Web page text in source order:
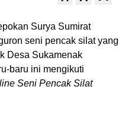
Surya Sumirat
seni pencak silat yang
Desa Sukamenak
baru ini mengikuti
Seni Pencak Silat